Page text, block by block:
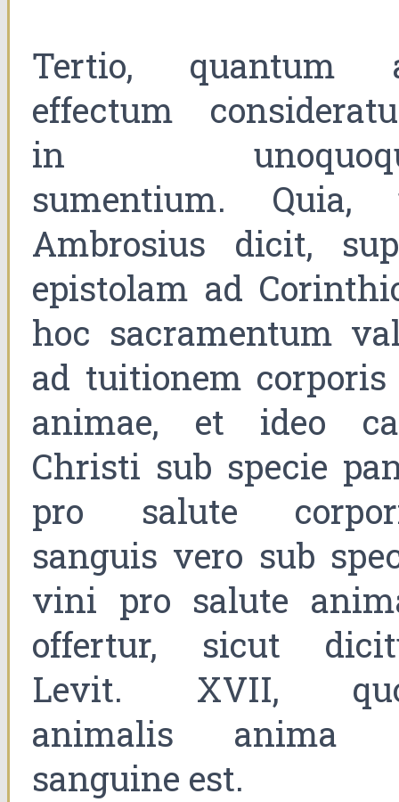
Tertio, quantum
effectum
in
sumentium. Quia,
Ambrosius dicit,
epistolam ad
hoc sacramentum
ad tuitionem corporis
animae, et ideo
Christi sub specie
pro salute
sanguis vero sub
vini pro salute
offertur, sicut
Levit. XVII,
animalis anima
sanguine est.